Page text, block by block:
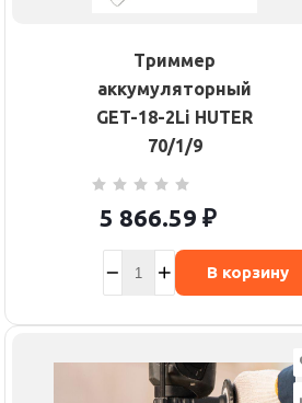
Триммер
аккумуляторный
GET-18-2Li HUTER
70/1/9
5 866.59 ₽
В корзину